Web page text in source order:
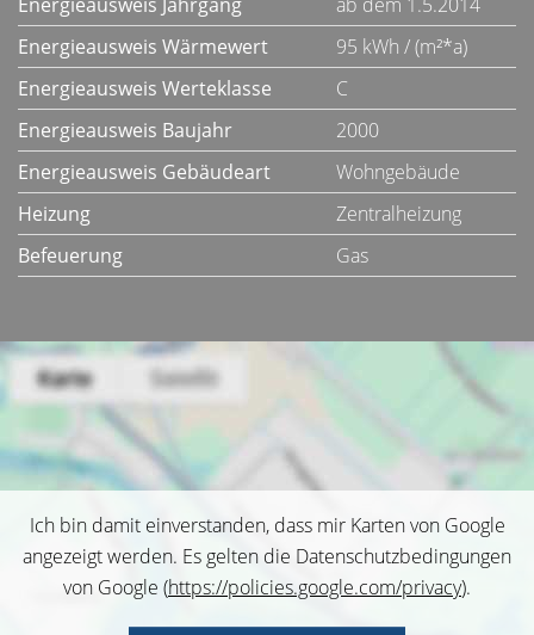
Energieausweis Wärmewert
95 kWh / (m²*a)
Energieausweis Werteklasse
C
Energieausweis Baujahr
2000
Energieausweis Gebäudeart
Wohngebäude
Heizung
Zentralheizung
Befeuerung
Gas
Ich bin damit einverstanden, dass mir Karten von Google
angezeigt werden. Es gelten die Datenschutzbedingungen
von Google (https://policies.google.com/privacy).